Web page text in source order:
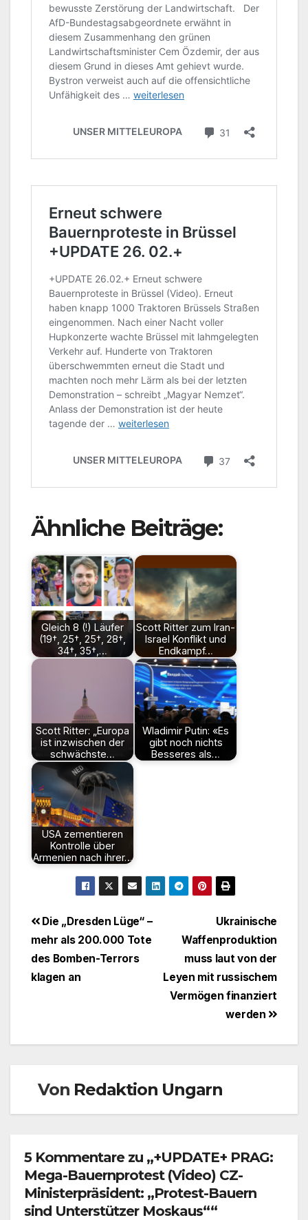
Ähnliche Beiträge:
Gleich 8 (!) Läufer
(19†, 25†, 25†, 28†,
34†, 35†,…
Scott Ritter zum Iran-
Israel Konflikt und
Endkampf…
Scott Ritter: „Europa
ist inzwischen der
schwächste…
Wladimir Putin: «Es
gibt noch nichts
Besseres als…
USA zementieren
Kontrolle über
Armenien nach ihrer…
BeitragsnavigationUkrainische
Waffenproduktion
muss laut von der
Leyen mit russischem
Vermögen finanziert
werden
Die „Dresden Lüge“ –
mehr als 200.000 Tote
des Bomben-Terrors
klagen an
Von Redaktion Ungarn
5 Kommentare zu „+UPDATE+ PRAG:
Mega-Bauernprotest (Video) CZ-
Ministerpräsident: „Protest-Bauern
sind Unterstützer Moskaus““